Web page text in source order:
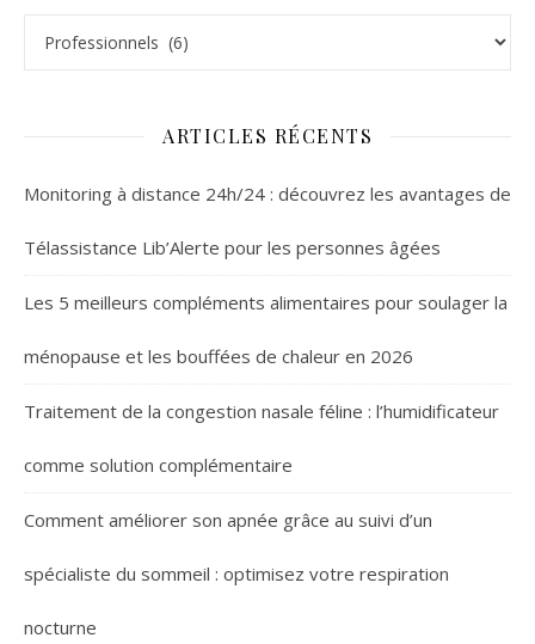
ARTICLES RÉCENTS
Monitoring à distance 24h/24 : découvrez les avantages de
Télassistance Lib’Alerte pour les personnes âgées
Les 5 meilleurs compléments alimentaires pour soulager la
ménopause et les bouffées de chaleur en 2026
Traitement de la congestion nasale féline : l’humidificateur
comme solution complémentaire
Comment améliorer son apnée grâce au suivi d’un
spécialiste du sommeil : optimisez votre respiration
nocturne